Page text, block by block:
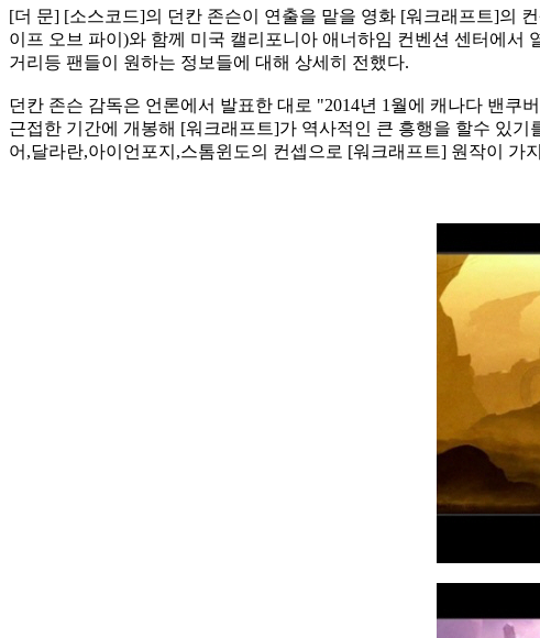
[더 문] [소스코드]의 던칸 존슨이 연출을 맡을 영화 [워크래프트]의
이프 오브 파이)와 함께 미국 캘리포니아 애너하임 컨벤션 센터에서
거리등 팬들이 원하는 정보들에 대해 상세히 전했다.
던칸 존슨 감독은 언론에서 발표한 대로 "2014년 1월에 캐나다 밴쿠
근접한 기간에 개봉해 [워크래프트]가 역사적인 큰 흥행을 할수 있기
어,달라란,아이언포지,스톰윈도의 컨셉으로 [워크래프트] 원작이